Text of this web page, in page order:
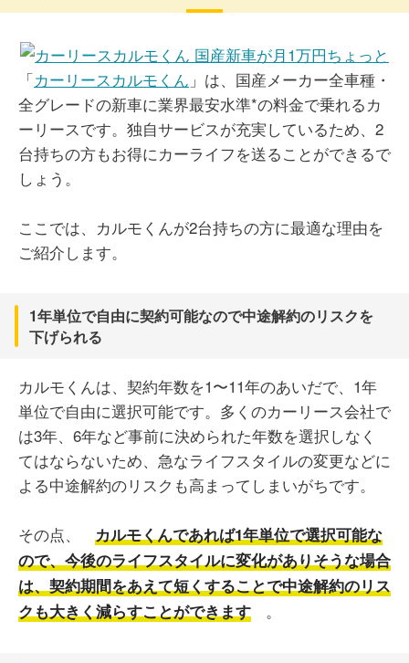
「カーリースカルモくん 」は、国産メーカー全車種・
全グレードの新車に業界最安水準*の料金で乗れるカ
ーリースです。独自サービスが充実しているため、2
台持ちの方もお得にカーライフを送ることができるで
しょう。
ここでは、カルモくんが2台持ちの方に最適な理由を
ご紹介します。
1年単位で自由に契約可能なので中途解約のリスクを
下げられる
カルモくんは、契約年数を1〜11年のあいだで、1年
単位で自由に選択可能です。多くのカーリース会社で
は3年、6年など事前に決められた年数を選択しなく
てはならないため、急なライフスタイルの変更などに
よる中途解約のリスクも高まってしまいがちです。
その点、
カルモくんであれば1年単位で選択可能な
ので、今後のライフスタイルに変化がありそうな場合
は、契約期間をあえて短くすることで中途解約のリス
クも大きく減らすことができます
。